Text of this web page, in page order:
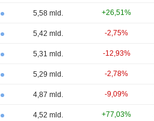
5,58 mld. +26,51%
5,42 mld. -2,75%
5,31 mld. -12,93%
5,29 mld. -2,78%
4,87 mld. -9,09%
4,52 mld. +77,03%